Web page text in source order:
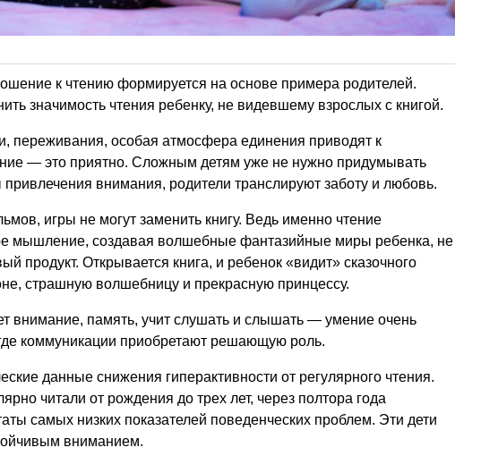
к чтению формируется на основе примера родителей.
значимость чтения ребенку, не видевшему взрослых с книгой.
переживания, особая атмосфера единения приводят к
— это приятно. Сложным детям уже не нужно придумывать
внимания, родители транслируют заботу и любовь.
игры не могут заменить книгу. Ведь именно чтение
мышление, создавая волшебные фантазийные миры ребенка, не
продукт. Открывается книга, и ребенок «видит» сказочного
страшную волшебницу и прекрасную принцессу.
внимание, память, учит слушать и слышать — умение очень
коммуникации приобретают решающую роль.
данные снижения гиперактивности от регулярного чтения.
читали от рождения до трех лет, через полтора года
самых низких показателей поведенческих проблем. Эти дети
вниманием.